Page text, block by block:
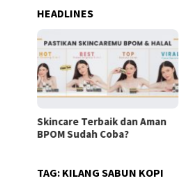
HEADLINES
Skincare Terbaik dan Aman
BPOM Sudah Coba?
TAG: KILANG SABUN KOPI